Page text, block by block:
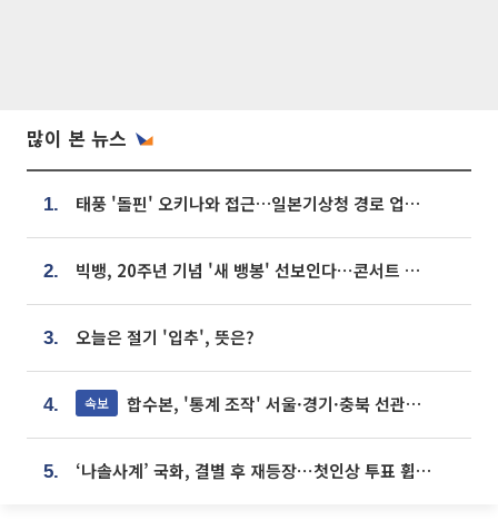
많이 본 뉴스
1. 태풍 '돌핀' 오키나와 접근…일본기상청 경로 업데이트
2. 빅뱅, 20주년 기념 '새 뱅봉' 선보인다⋯콘서트 앞두고 팝업 개최
3. 오늘은 절기 '입추', 뜻은?
4. 속보 합수본, '통계 조작' 서울·경기·충북 선관위 등 추가 압수수색
5. ‘나솔사계’ 국화, 결별 후 재등장⋯첫인상 투표 휩쓸고 ‘인기녀’ 등극